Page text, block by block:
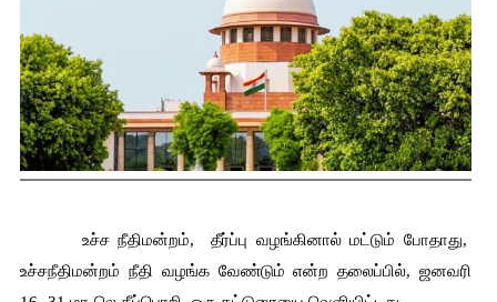
உச்ச நீதிமன்றம்,  தீர்ப்பு வழங்கினால் மட்டும் போதாது,
உச்சநீதிமன்றம் நீதி வழங்க வேண்டும் என்ற தலைப்பில், ஜனவரி